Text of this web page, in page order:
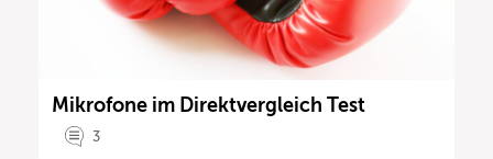
Mikrofone im Direktvergleich Test
3